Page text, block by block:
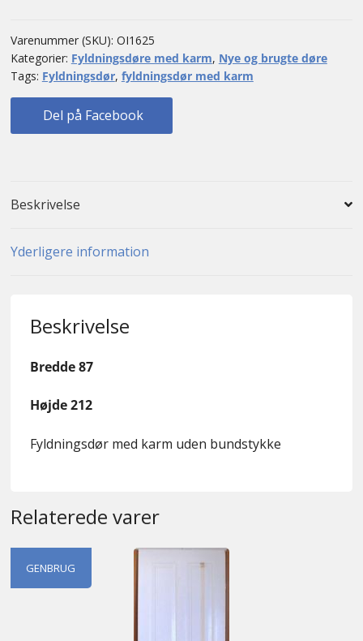
bundstykke
antal
Varenummer (SKU): OI1625
Kategorier: Fyldningsdøre med karm, Nye og brugte døre
Tags: Fyldningsdør, fyldningsdør med karm
Del på Facebook
Beskrivelse
Yderligere information
Beskrivelse
Bredde 87
Højde 212
Fyldningsdør med karm uden bundstykke
Relaterede varer
GENBRUG